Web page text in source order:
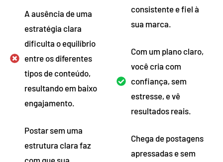
A ausência de uma
estratégia clara
dificulta o equilíbrio
entre os diferentes
tipos de conteúdo,
resultando em baixo
engajamento.
Postar sem uma
estrutura clara faz
consistente e fiel à
sua marca.
Com um plano claro,
você cria com
confiança, sem
estresse, e vê
resultados reais.
Chega de postagens
apressadas e sem